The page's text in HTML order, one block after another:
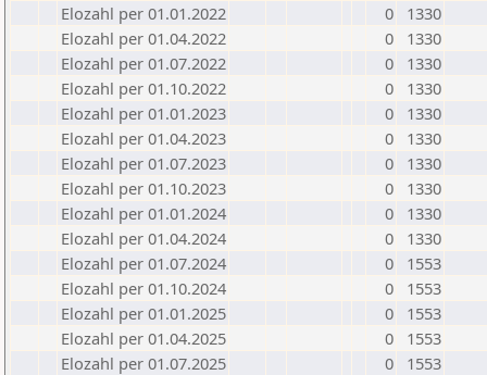
Elozahl per 01.01.2022
0
1330
Elozahl per 01.04.2022
0
1330
Elozahl per 01.07.2022
0
1330
Elozahl per 01.10.2022
0
1330
Elozahl per 01.01.2023
0
1330
Elozahl per 01.04.2023
0
1330
Elozahl per 01.07.2023
0
1330
Elozahl per 01.10.2023
0
1330
Elozahl per 01.01.2024
0
1330
Elozahl per 01.04.2024
0
1330
Elozahl per 01.07.2024
0
1553
Elozahl per 01.10.2024
0
1553
Elozahl per 01.01.2025
0
1553
Elozahl per 01.04.2025
0
1553
Elozahl per 01.07.2025
0
1553